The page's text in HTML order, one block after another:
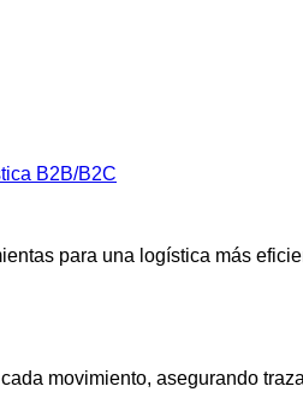
B2B/B2C
para una logística más
movimiento, asegurando